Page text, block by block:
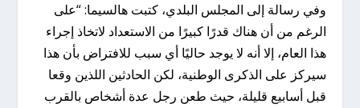
وفي رسالة إلى المجلس البلدي، كتبت هالسيما: “على
الرغم من أن هناك قدرًا كبيرًا من الاستعداد لاتخاذ إجراء
هذا العام، إلا أنه لا يوجد حاليًا أي سبب للافتراض بأن هذا
سيركز على الذكرى الوطنية، لكن الحادثين اللذين وقعا
قبل أسابيع قليلة، حيث طعن رجل عدة أشخاص بالقرب